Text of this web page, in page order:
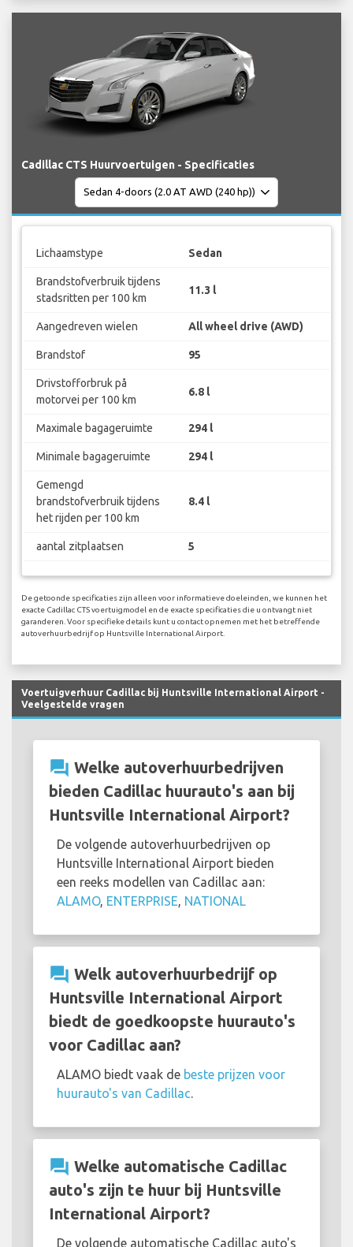
Cadillac CTS Huurvoertuigen - Specificaties
Lichaamstype Sedan
Brandstofverbruik tijdens
stadsritten per 100 km
11.3 l
Aangedreven wielen All wheel drive (AWD)
Brandstof 95
Drivstofforbruk på
motorvei per 100 km
6.8 l
Maximale bagageruimte 294 l
Minimale bagageruimte 294 l
Gemengd
brandstofverbruik tijdens
het rijden per 100 km
8.4 l
aantal zitplaatsen 5
De getoonde specificaties zijn alleen voor informatieve doeleinden, we kunnen het
exacte Cadillac CTS voertuigmodel en de exacte specificaties die u ontvangt niet
garanderen. Voor specifieke details kunt u contact opnemen met het betreffende
autoverhuurbedrijf op Huntsville International Airport.
Voertuigverhuur Cadillac bij Huntsville International Airport -
Veelgestelde vragen
question_answer Welke autoverhuurbedrijven
bieden Cadillac huurauto's aan bij
Huntsville International Airport?
De volgende autoverhuurbedrijven op
Huntsville International Airport bieden
een reeks modellen van Cadillac aan:
ALAMO, ENTERPRISE NATIONAL
question_answer Welk autoverhuurbedrijf op
Huntsville International Airport
biedt de goedkoopste huurauto's
voor Cadillac aan?
ALAMO biedt vaak de beste prijzen voor
huurauto's van Cadillac
question_answer Welke automatische Cadillac
auto's zijn te huur bij Huntsville
International Airport?
De volgende automatische Cadillac auto's